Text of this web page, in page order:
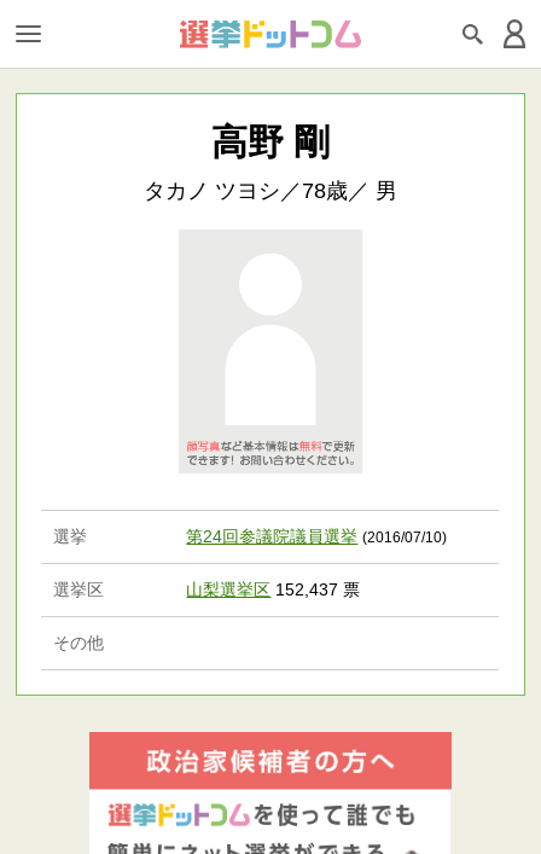
高野 剛
タカノ ツヨシ／78歳／ 男
選挙 第24回参議院議員選挙 (2016/07/10)
選挙区 山梨選挙区 152,437 票
その他